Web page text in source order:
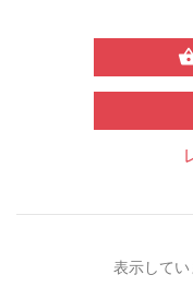
表示してい